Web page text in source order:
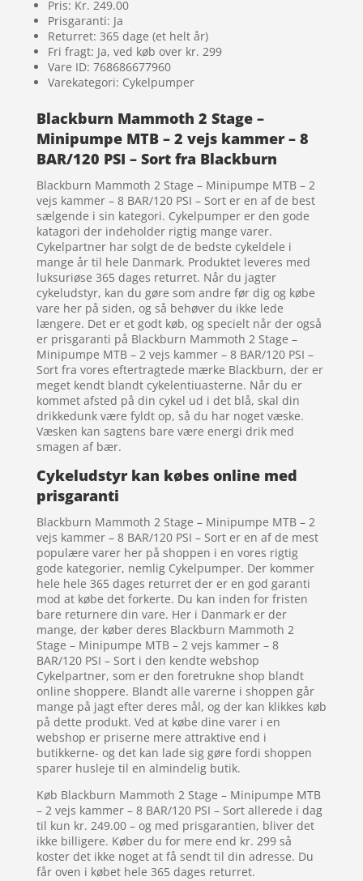
Pris: Kr. 249.00
Prisgaranti: Ja
Returret: 365 dage (et helt år)
Fri fragt: Ja, ved køb over kr. 299
Vare ID: 768686677960
Varekategori: Cykelpumper
Blackburn Mammoth 2 Stage –
Minipumpe MTB – 2 vejs kammer – 8
BAR/120 PSI – Sort fra Blackburn
Blackburn Mammoth 2 Stage – Minipumpe MTB – 2
vejs kammer – 8 BAR/120 PSI – Sort er en af de best
sælgende i sin kategori. Cykelpumper er den gode
katagori der indeholder rigtig mange varer.
Cykelpartner har solgt de de bedste cykeldele i
mange år til hele Danmark. Produktet leveres med
luksuriøse 365 dages returret. Når du jagter
cykeludstyr, kan du gøre som andre før dig og købe
vare her på siden, og så behøver du ikke lede
længere. Det er et godt køb, og specielt når der også
er prisgaranti på Blackburn Mammoth 2 Stage –
Minipumpe MTB – 2 vejs kammer – 8 BAR/120 PSI –
Sort fra vores eftertragtede mærke Blackburn, der er
meget kendt blandt cykelentiuasterne. Når du er
kommet afsted på din cykel ud i det blå, skal din
drikkedunk være fyldt op, så du har noget væske.
Væsken kan sagtens bare være energi drik med
smagen af bær.
Cykeludstyr kan købes online med
prisgaranti
Blackburn Mammoth 2 Stage – Minipumpe MTB – 2
vejs kammer – 8 BAR/120 PSI – Sort er en af de mest
populære varer her på shoppen i en vores rigtig
gode kategorier, nemlig Cykelpumper. Der kommer
hele hele 365 dages returret der er en god garanti
mod at købe det forkerte. Du kan inden for fristen
bare returnere din vare. Her i Danmark er der
mange, der køber deres Blackburn Mammoth 2
Stage – Minipumpe MTB – 2 vejs kammer – 8
BAR/120 PSI – Sort i den kendte webshop
Cykelpartner, som er den foretrukne shop blandt
online shoppere. Blandt alle varerne i shoppen går
mange på jagt efter deres mål, og der kan klikkes køb
på dette produkt. Ved at købe dine varer i en
webshop er priserne mere attraktive end i
butikkerne- og det kan lade sig gøre fordi shoppen
sparer husleje til en almindelig butik.
Køb Blackburn Mammoth 2 Stage – Minipumpe MTB
– 2 vejs kammer – 8 BAR/120 PSI – Sort allerede i dag
til kun kr. 249.00 – og med prisgarantien, bliver det
ikke billigere. Køber du for mere end kr. 299 så
koster det ikke noget at få sendt til din adresse. Du
får oven i købet hele 365 dages returret.